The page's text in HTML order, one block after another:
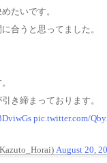
たいです。
合うと思ってました。
き締まっております。
pic.twitter.com/
August 20,